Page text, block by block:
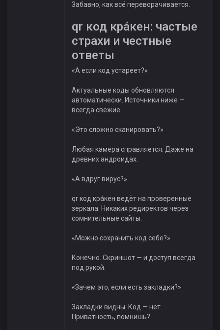
Забавно, как всё переворачивается.
qr код крáкен: частые
страхи и честные
ответы
«А если код устареет?»
Актуальные коды обновляются
автоматически. Источники ниже —
всегда свежие.
«Это сложно сканировать?»
Любая камера справляется. Даже на
древних андроидах.
«А вдруг вирус?»
qr код крáкен ведёт на проверенные
зеркала. Никаких редиректов через
сомнительные сайты.
«Можно сохранить код себе?»
Конечно. Скриншот — и доступ всегда
под рукой.
«Зачем это, если есть закладки?»
Закладки видны. Код — нет.
Приватность, помнишь?